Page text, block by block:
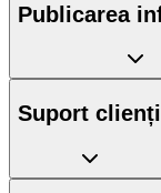
Publicarea
Suport clienți